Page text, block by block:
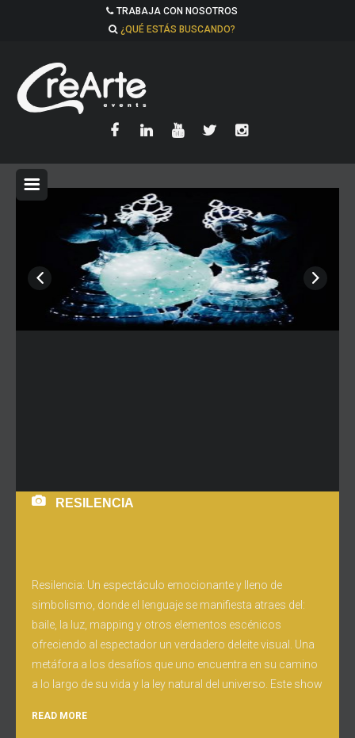
TRABAJA CON NOSOTROS
¿QUÉ ESTÁS BUSCANDO?
RESILENCIA
Resilencia: Un espectáculo emocionante y lleno de
simbolismo, donde el lenguaje se manifiesta atraes del:
baile, la luz, mapping y otros elementos escénicos
ofreciendo al espectador un verdadero deleite visual. Una
metáfora a los desafíos que uno encuentra en su camino
a lo largo de su vida y la ley natural del universo. Este show
READ MORE